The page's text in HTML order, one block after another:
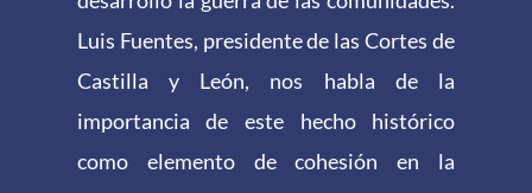
Luis Fuentes, presidente de las Cortes de
Castilla y León, nos habla de la
importancia de este hecho histórico
como elemento de cohesión en la